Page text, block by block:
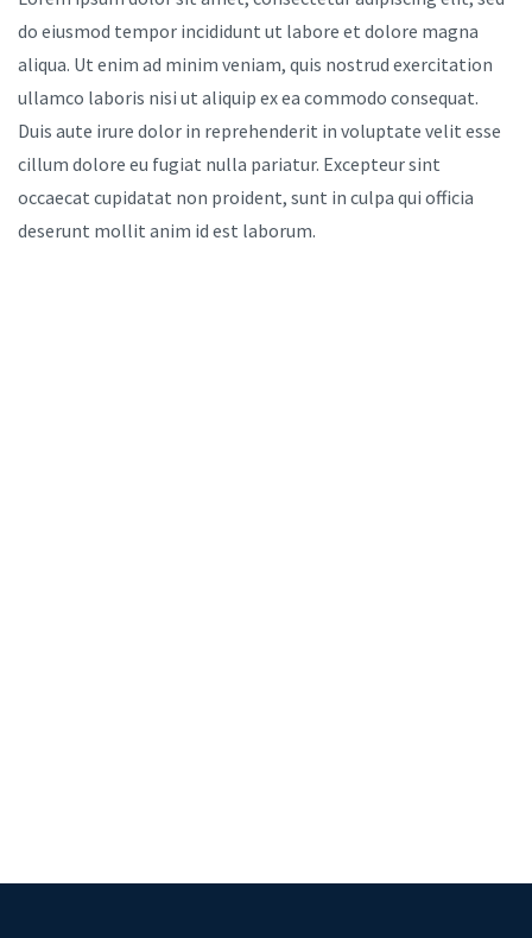
do eiusmod tempor incididunt ut labore et dolore magna
aliqua. Ut enim ad minim veniam, quis nostrud exercitation
ullamco laboris nisi ut aliquip ex ea commodo consequat.
Duis aute irure dolor in reprehenderit in voluptate velit esse
cillum dolore eu fugiat nulla pariatur. Excepteur sint
occaecat cupidatat non proident, sunt in culpa qui officia
deserunt mollit anim id est laborum.